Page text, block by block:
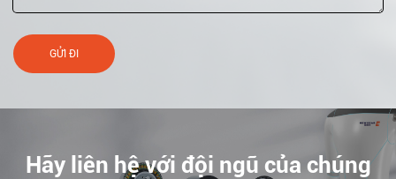
GỬI ĐI
Hãy liên hệ với đội ngũ của chúng